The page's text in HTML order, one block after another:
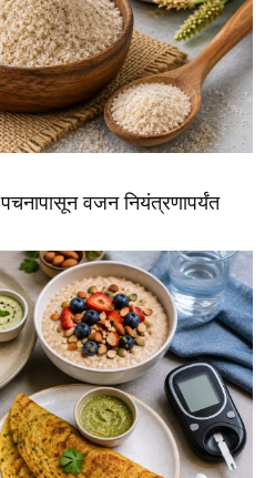
वजन नियंत्रणापर्यंत